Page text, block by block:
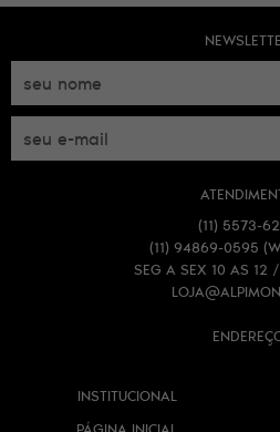
(11) 5573-
(11) 94869-0595
SEG A SEX 10 AS 12
INSTITUCIONAL